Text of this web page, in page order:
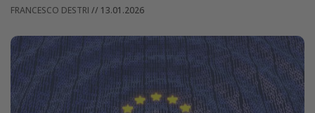
FRANCESCO DESTRI // 13.01.2026